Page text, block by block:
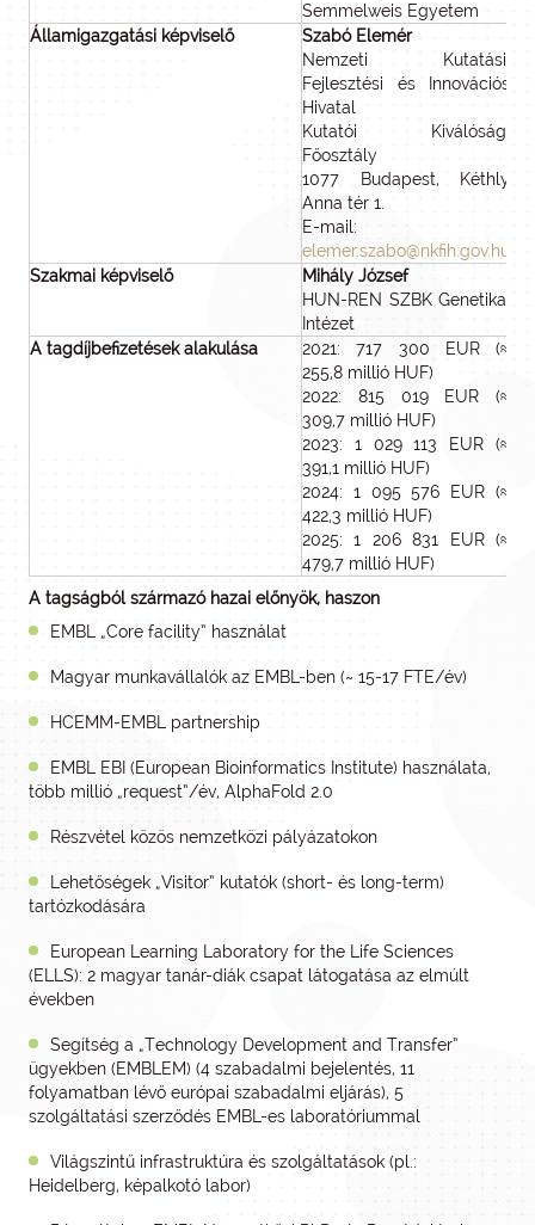
Semmelweis Egyetem
Államigazgatási képviselő
Szabó Elemér
Nemzeti Kutatási,
Fejlesztési és Innovációs
Hivatal
Kutatói Kiválósági
Főosztály
1077 Budapest, Kéthly
Anna tér 1.
E-mail:
elemer.szabo@nkfih.gov.hu
Szakmai képviselő
Mihály József
HUN-REN SZBK Genetikai
Intézet
A tagdíjbefizetések alakulása
2021: 717 300 EUR (≈
255,8 millió HUF)
2022: 815 019 EUR (≈
309,7 millió HUF)
2023: 1 029 113 EUR (≈
391,1 millió HUF)
2024: 1 095 576 EUR (≈
422,3 millió HUF)
2025: 1 206 831 EUR (≈
479,7 millió HUF)
A tagságból származó hazai előnyök, haszon
EMBL „Core facility” használat
Magyar munkavállalók az EMBL-ben (~ 15-17 FTE/év)
HCEMM-EMBL partnership
EMBL EBI (European Bioinformatics Institute) használata,
több millió „request”/év, AlphaFold 2.0
Részvétel közös nemzetközi pályázatokon
Lehetőségek „Visitor” kutatók (short- és long-term)
tartózkodására
European Learning Laboratory for the Life Sciences
(ELLS): 2 magyar tanár-diák csapat látogatása az elmúlt
években
Segítség a „Technology Development and Transfer”
ügyekben (EMBLEM) (4 szabadalmi bejelentés, 11
folyamatban lévő európai szabadalmi eljárás), 5
szolgáltatási szerződés EMBL-es laboratóriummal
Világszintű infrastruktúra és szolgáltatások (pl.:
Heidelberg, képalkotó labor)